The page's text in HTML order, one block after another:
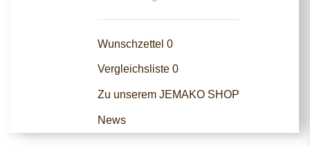
Wunschzettel 0
Vergleichsliste 0
Zu unserem JEMAKO SHOP
News